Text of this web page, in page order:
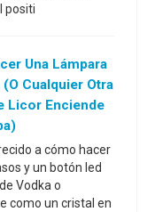
positi
Una Lámpara
(o Cualquier Otra
Licor Enciende
a cómo hacer
y un botón led
Vodka o
como un cristal en